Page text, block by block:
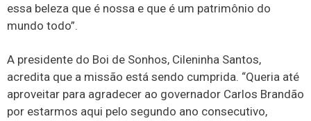
essa beleza que é nossa e que é um patrimônio do
mundo todo”.
A presidente do Boi de Sonhos, Cileninha Santos,
acredita que a missão está sendo cumprida. “Queria até
aproveitar para agradecer ao governador Carlos Brandão
por estarmos aqui pelo segundo ano consecutivo,